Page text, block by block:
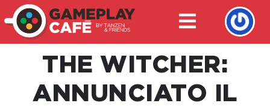
THE WITCHER:
ANNUNCIATO IL